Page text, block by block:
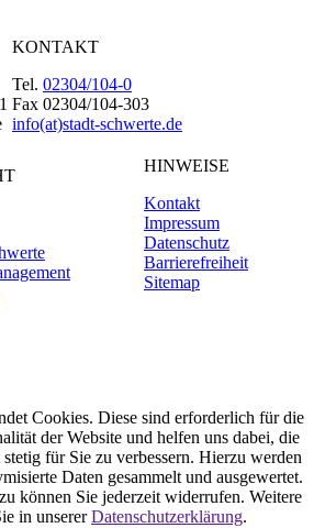
KONTAKT
Tel. 02304/104-0
Fax 02304/104-303
info(at)stadt-schwerte.de
HINWEISE
Kontakt
Impressum
Datenschutz
Barrierefreiheit
Sitemap
Cookies. Diese sind erforderlich für die
der Website und helfen uns dabei, die
für Sie zu verbessern. Hierzu werden
Daten gesammelt und ausgewertet.
können Sie jederzeit widerrufen. Weitere
in unsererDatenschutzerklärung.